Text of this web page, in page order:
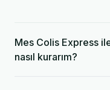
Mes Colis Express
nasıl kurarım?